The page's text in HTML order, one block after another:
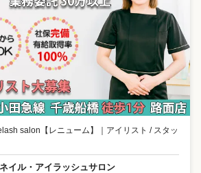
salon【レニューム】 ｜ アイリスト / スタッ
イル・アイラッシュサロン